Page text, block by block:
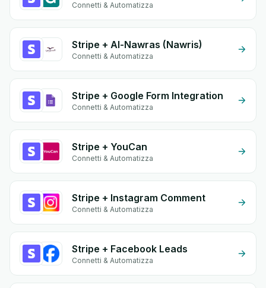
Connetti & Automatizza
Stripe + Al-Nawras (Nawris)
Connetti & Automatizza
Stripe + Google Form Integration
Connetti & Automatizza
Stripe + YouCan
Connetti & Automatizza
Stripe + Instagram Comment
Connetti & Automatizza
Stripe + Facebook Leads
Connetti & Automatizza